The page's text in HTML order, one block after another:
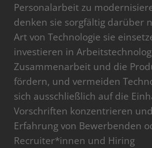
Personalarbeit zu
denken sie sorgfältig darüber
Art von Technologie sie
investieren in
Zusammenarbeit und die
fördern, und vermeiden
sich ausschließlich auf die
Vorschriften konzentrieren
Erfahrung von Bewerbenden
Recruiter*innen und Hiring